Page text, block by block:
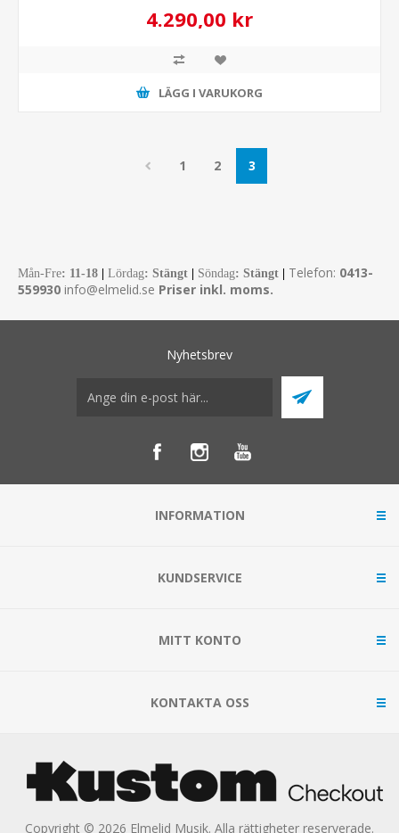
4.290,00 kr
LÄGG I VARUKORG
1 2 3
Mån-Fre: 11-18 Lördag: Stängt Söndag: Stängt Telefon: 0413-
559930 info@elmelid.se Priser inkl. moms.
Nyhetsbrev
INFORMATION
KUNDSERVICE
MITT KONTO
KONTAKTA OSS
Copyright © 2026 Elmelid Musik. Alla rättigheter reserverade.